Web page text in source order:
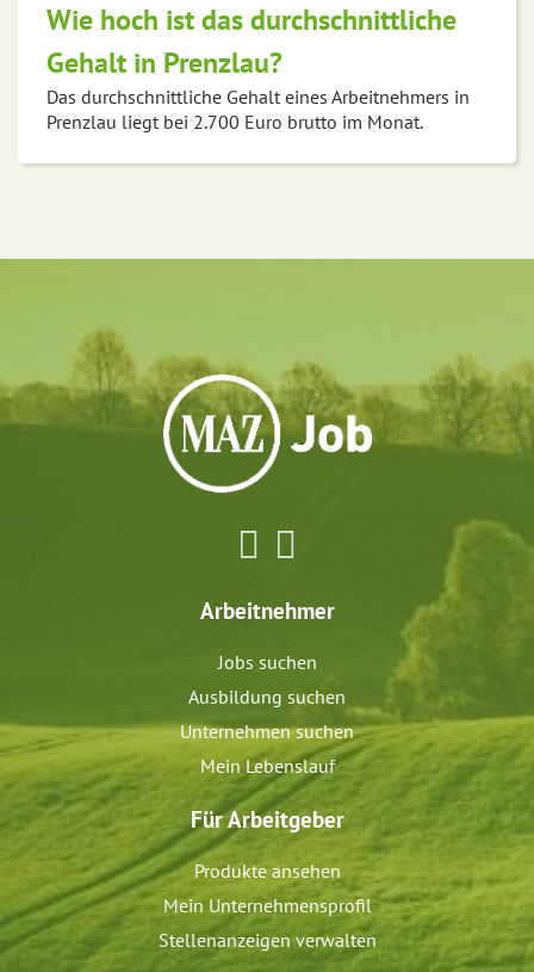
Wie hoch ist das durchschnittliche
Gehalt in Prenzlau?
Das durchschnittliche Gehalt eines Arbeitnehmers in
Prenzlau liegt bei 2.700 Euro brutto im Monat.
Arbeitnehmer
Jobs suchen
Ausbildung suchen
Unternehmen suchen
Mein Lebenslauf
Für Arbeitgeber
Produkte ansehen
Mein Unternehmensprofil
Stellenanzeigen verwalten